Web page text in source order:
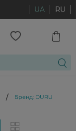
UA RU
/ Бренд: DURU